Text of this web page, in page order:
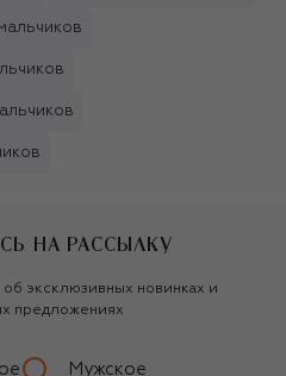
НА РАССЫЛКУ
об эксклюзивных новинках и
предложениях
Мужское